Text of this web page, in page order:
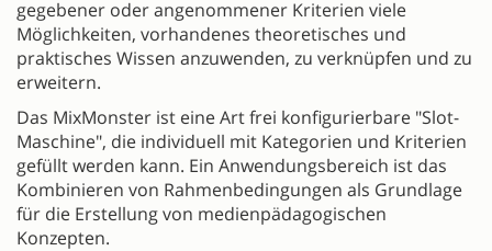
gegebener oder angenommener Kriterien viele
Möglichkeiten, vorhandenes theoretisches und
praktisches Wissen anzuwenden, zu verknüpfen und zu
erweitern.
Das MixMonster ist eine Art frei konfigurierbare "Slot-
Maschine", die individuell mit Kategorien und Kriterien
gefüllt werden kann. Ein Anwendungsbereich ist das
Kombinieren von Rahmenbedingungen als Grundlage
für die Erstellung von medienpädagogischen
Konzepten.